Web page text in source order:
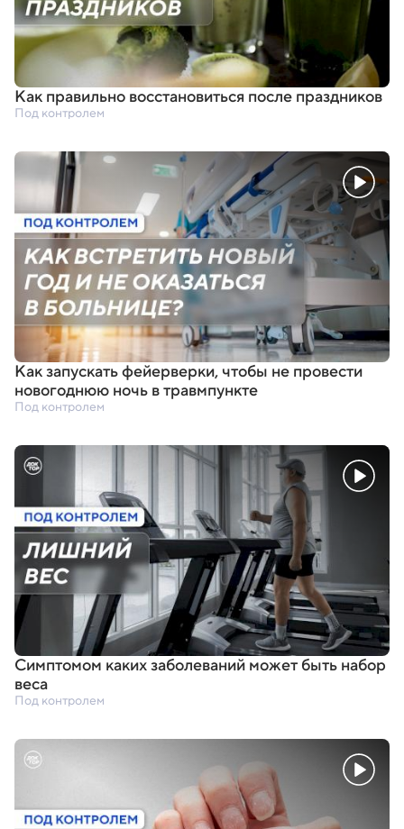
Как правильно восстановиться после праздников
Под контролем
Как запускать фейерверки,чтобы не провести
новогоднюю ночь в травмпункте
Под контролем
Симптомом каких заболеваний может быть набор
веса
Под контролем